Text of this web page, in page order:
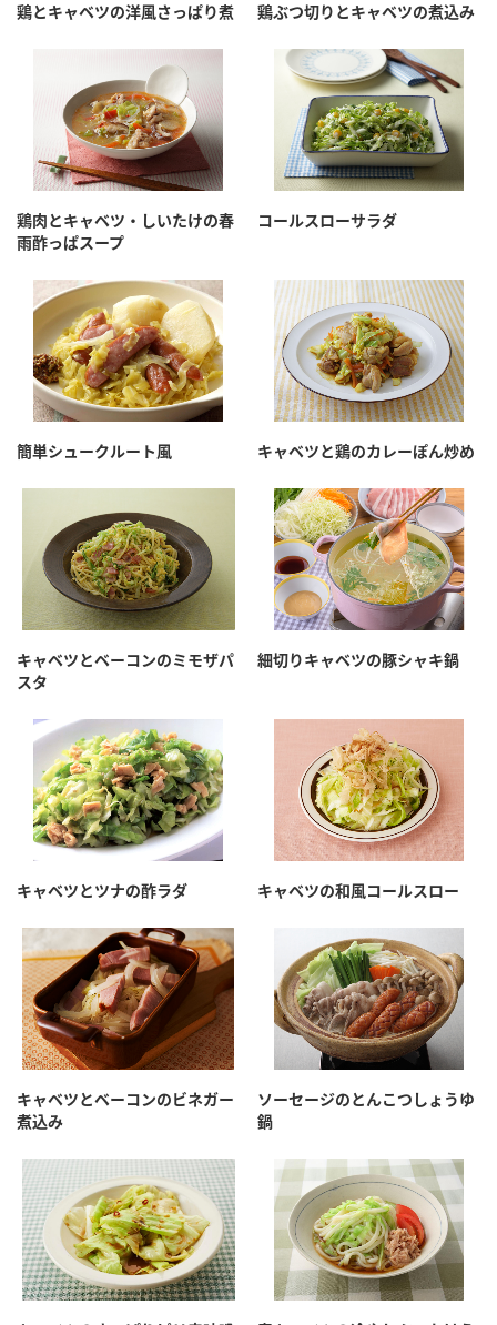
検索
業務用サイト ミツカングループについて 製造所固有記号一覧
鶏とキャベツの洋風さっぱり煮 鶏ぶつ切りとキャベツの煮込み
鶏肉とキャベツ・しいたけの春
雨酢っぱスープ
コールスローサラダ
簡単シュークルート風 キャベツと鶏のカレーぽん炒め
キャベツとベーコンのミモザパ
スタ
細切りキャベツの豚シャキ鍋
キャベツとツナの酢ラダ キャベツの和風コールスロー
キャベツとベーコンのビネガー
煮込み
ソーセージのとんこつしょうゆ
鍋